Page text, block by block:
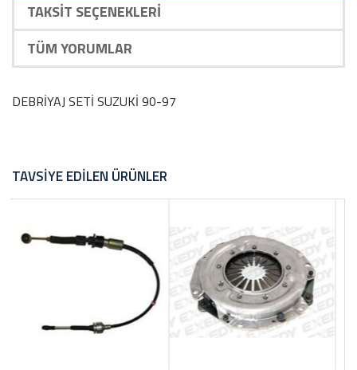
TAKSIT SEÇENEKLERI
TÜM YORUMLAR
DEBRİYAJ SETİ SUZUKİ 90-97
TAVSIYE EDILEN ÜRÜNLER